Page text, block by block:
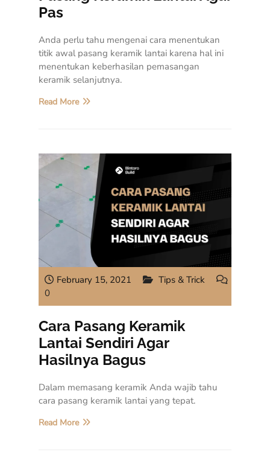
Pas
Anda perlu tahu mengenai cara menentukan
titik awal pasang keramik lantai karena hal ini
menentukan keberhasilan pemasangan
keramik selanjutnya.
Read More
February 15, 2021
Tips & Trick
0
Cara Pasang Keramik
Lantai Sendiri Agar
Hasilnya Bagus
Dalam memasang keramik Anda wajib tahu
cara pasang keramik lantai yang tepat.
Read More